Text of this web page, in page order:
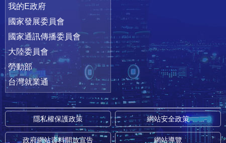
我的E政府
國家發展委員會
國家通訊傳播委員會
大陸委員會
勞動部
台灣就業通
隱私權保護政策 網站安全政策
政府網站資料開放宣告 網站導覽